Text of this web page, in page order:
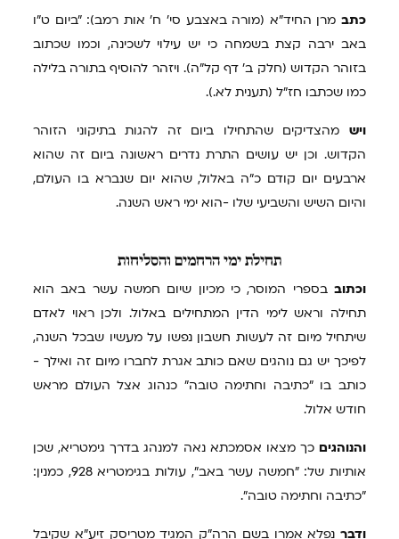
כתב מרן החיד"א (מורה באצבע סי' ח' אות רמב): "ביום ט"ו
באב ירבה קצת בשמחה כי יש עילוי לשכינה, וכמו שכתוב
בזוהר הקדוש (חלק ב' דף קל"ה). ויזהר להוסיף בתורה בלילה
כמו שכתבו חז"ל (תענית לא.).
ויש מהצדיקים שהתחילו ביום זה להגות בתיקוני הזוהר
הקדוש. וכן יש עושים התרת נדרים ראשונה ביום זה שהוא
ארבעים יום קודם כ"ה באלול, שהוא יום שנברא בו העולם,
והיום השיש והשביעי שלו -הוא ימי ראש השנה.
תחילת ימי הרחמים והסליחות
וכתוב בספרי המוסר, כי מכיון שיום חמשה עשר באב הוא
תחילה וראש לימי הדין המתחילים באלול. ולכן ראוי לאדם
שיתחיל מיום זה לעשות חשבון נפשו על מעשיו שבכל השנה,
לפיכך יש גם נוהגים שאם כותב אגרת לחברו מיום זה ואילך -
כותב בו "כתיבה וחתימה טובה" כנהוג אצל העולם מראש
חודש אלול.
והנוהגים כך מצאו אסמכתא נאה למנהג בדרך גימטריא, שכן
אותיות של: "חמשה עשר באב", עולות בגימטריא 928, כמנין:
"כתיבה וחתימה טובה".
ודבר נפלא אמרו בשם הרה"ק המגיד מטריסק זיע"א שקיבל